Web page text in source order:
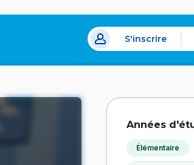
s'ouvrira dans un nouvel onglet.
S'inscrire
Années
Élémentaire